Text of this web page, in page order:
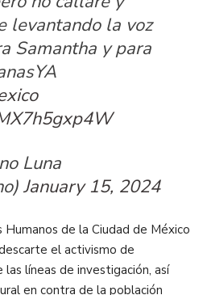
levantando la voz
Samantha y para
Luna
January 15, 2024
Humanos de la Ciudad de México
el activismo de
líneas de investigación, así
en contra de la población